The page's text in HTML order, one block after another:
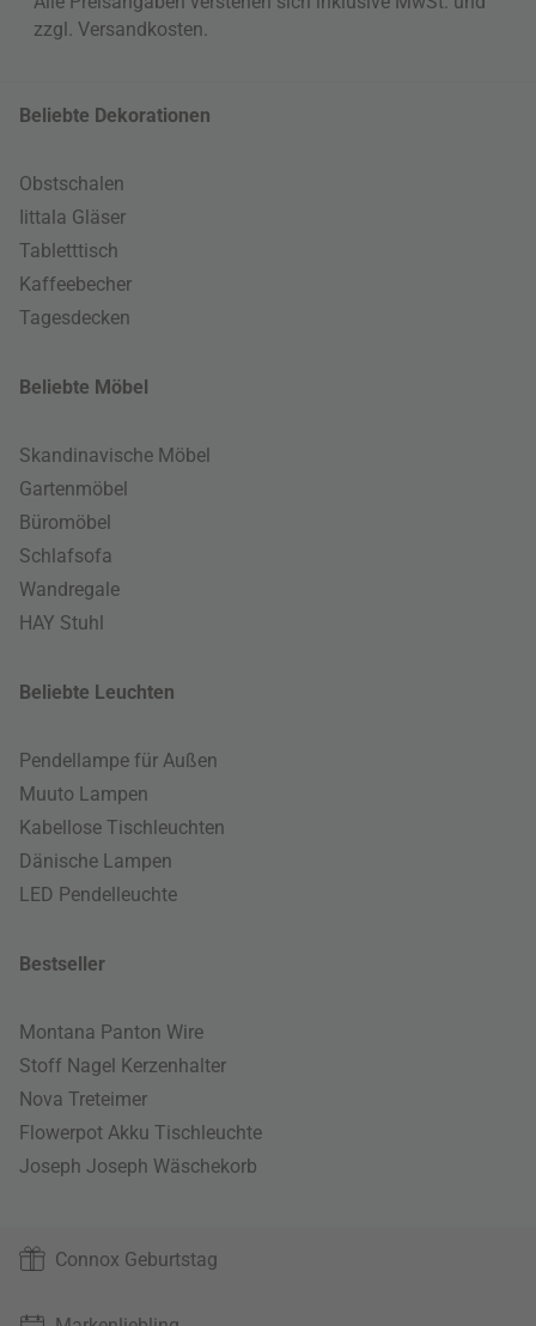
zzgl. Versandkosten.
Beliebte Dekorationen
Obstschalen
Iittala Gläser
Tabletttisch
Kaffeebecher
Tagesdecken
Beliebte Möbel
Skandinavische Möbel
Gartenmöbel
Büromöbel
Schlafsofa
Wandregale
HAY Stuhl
Beliebte Leuchten
Pendellampe für Außen
Muuto Lampen
Kabellose Tischleuchten
Dänische Lampen
LED Pendelleuchte
Bestseller
Montana Panton Wire
Stoff Nagel Kerzenhalter
Nova Treteimer
Flowerpot Akku Tischleuchte
Joseph Joseph Wäschekorb
Connox Geburtstag